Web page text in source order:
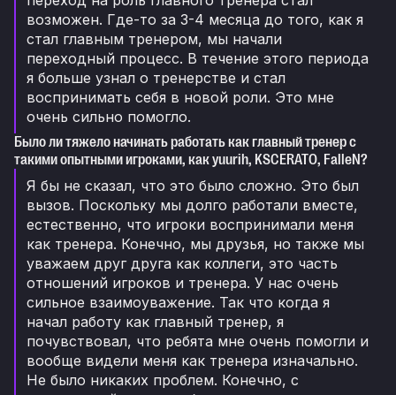
возможен. Где-то за 3-4 месяца до того, как я
стал главным тренером, мы начали
переходный процесс. В течение этого периода
я больше узнал о тренерстве и стал
воспринимать себя в новой роли. Это мне
очень сильно помогло.
Было ли тяжело начинать работать как главный тренер с
такими опытными игроками, как yuurih, KSCERATO, FalleN?
Я бы не сказал, что это было сложно. Это был
вызов. Поскольку мы долго работали вместе,
естественно, что игроки воспринимали меня
как тренера. Конечно, мы друзья, но также мы
уважаем друг друга как коллеги, это часть
отношений игроков и тренера. У нас очень
сильное взаимоуважение. Так что когда я
начал работу как главный тренер, я
почувствовал, что ребята мне очень помогли и
вообще видели меня как тренера изначально.
Не было никаких проблем. Конечно, с